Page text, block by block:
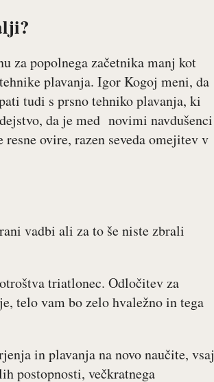
za popolnega začetnika manj kot
plavanja. Igor Kogoj meni, da
tudi s prsno tehniko plavanja, ki
da je med novimi navdušenci
ovire, razen seveda omejitev v
vadbi ali za to še niste zbrali
triatlonec. Odločitev za
telo vam bo zelo hvaležno in tega
in plavanja na novo naučite, vsaj
postopnosti, večkratnega